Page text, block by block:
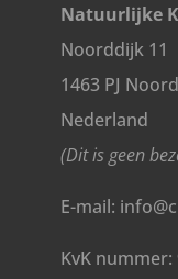
Natuurlijke
Noorddijk 11
1463 PJ
Nederland
(Dit is geen
E-mail:
KvK nummer: